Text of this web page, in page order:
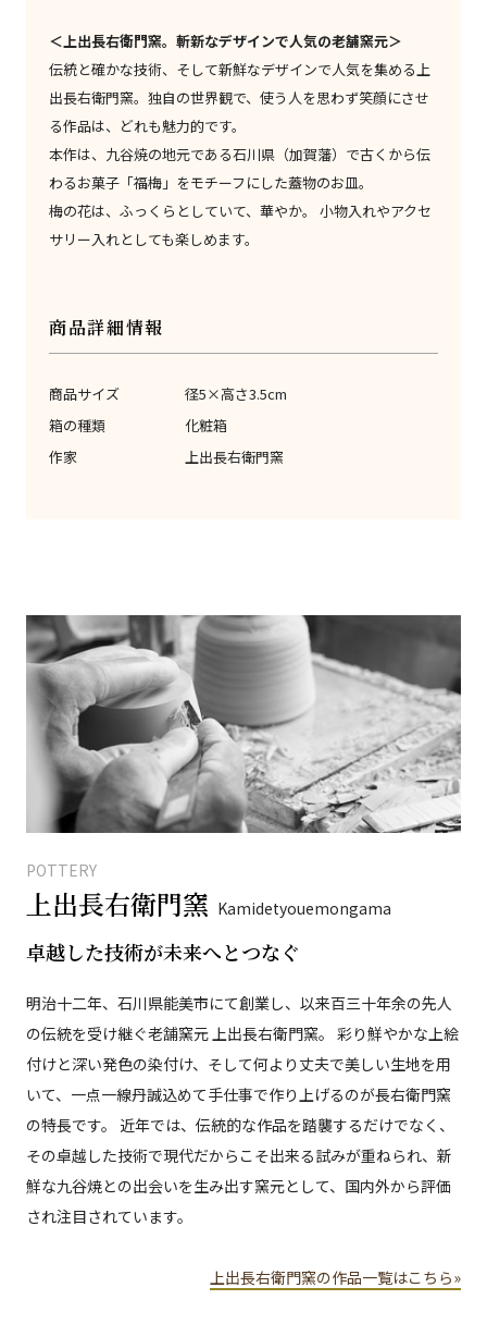
＜上出長右衛門窯。斬新なデザインで人気の老舗窯元＞
伝統と確かな技術、そして新鮮なデザインで人気を集める上
出長右衛門窯。独自の世界観で、使う人を思わず笑顔にさせ
る作品は、どれも魅力的です。
本作は、九谷焼の地元である石川県（加賀藩）で古くから伝
わるお菓子「福梅」をモチーフにした蓋物のお皿。
梅の花は、ふっくらとしていて、華やか。 小物入れやアクセ
サリー入れとしても楽しめます。
商品詳細情報
商品サイズ
径5×高さ3.5cm
箱の種類
化粧箱
作家
上出長右衛門窯
POTTERY
上出長右衛門窯 Kamidetyouemongama
卓越した技術が未来へとつなぐ
明治十二年、石川県能美市にて創業し、以来百三十年余の先人
の伝統を受け継ぐ老舗窯元 上出長右衛門窯。 彩り鮮やかな上絵
付けと深い発色の染付け、そして何より丈夫で美しい生地を用
いて、一点一線丹誠込めて手仕事で作り上げるのが長右衛門窯
の特長です。 近年では、伝統的な作品を踏襲するだけでなく、
その卓越した技術で現代だからこそ出来る試みが重ねられ、新
鮮な九谷焼との出会いを生み出す窯元として、国内外から評価
され注目されています。
上出長右衛門窯の作品一覧はこちら»